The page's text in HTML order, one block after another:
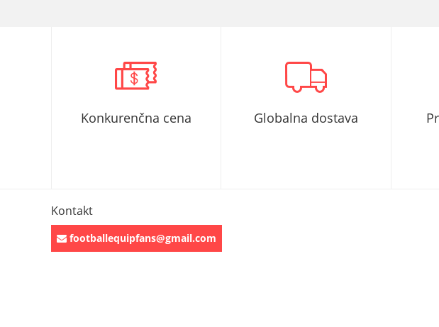
Konkurenčna cena Globalna dostava
Kontakt
footballequipfans@gmail.com